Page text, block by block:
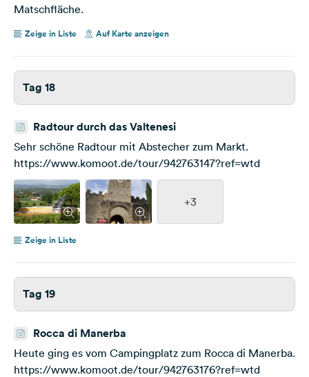
Matschfläche.
Zeige in Liste Auf Karte anzeigen
Tag 18
Radtour durch das Valtenesi
Sehr schöne Radtour mit Abstecher zum Markt.
https://www.komoot.de/tour/942763147?ref=wtd
+3
Zeige in Liste
Tag 19
Rocca di Manerba
Heute ging es vom Campingplatz zum Rocca di Manerba.
https://www.komoot.de/tour/942763176?ref=wtd